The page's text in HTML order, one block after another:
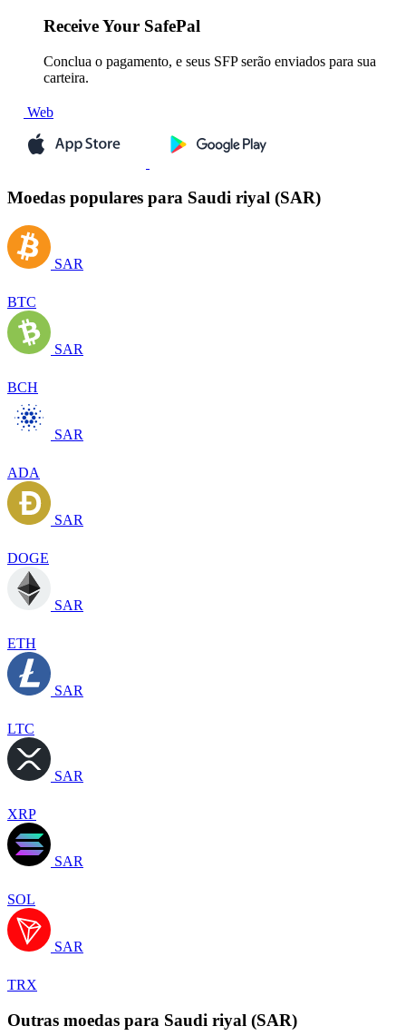
ReceiveYour SafePal
Conclua o pagamento, e seus SFP serão enviados para sua
carteira.
Web
Moedas populares para Saudi riyal (SAR)
SAR
BTC
SAR
BCH
SAR
ADA
SAR
DOGE
SAR
ETH
SAR
LTC
SAR
XRP
SAR
SOL
SAR
TRX
Outras moedas para Saudi riyal (SAR)